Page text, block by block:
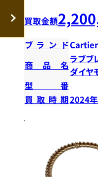
買取金額
ブランドCartier
商品名
ラブ
ダイヤ
型番
買取時期2024